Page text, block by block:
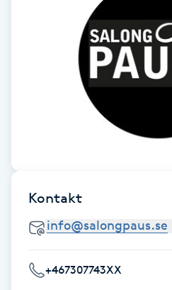
Gellack med förstärkning
Gravidmassage
Gua Sha-massage
Hatha Yoga
Headspa
Kontakt
+467307743XX